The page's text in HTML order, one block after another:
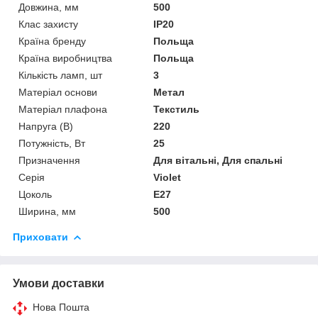
Довжина, мм
500
Клас захисту
IP20
Країна бренду
Польща
Країна виробництва
Польща
Кількість ламп, шт
3
Матеріал основи
Метал
Матеріал плафона
Текстиль
Напруга (В)
220
Потужність, Вт
25
Призначення
Для вітальні, Для спальні
Серія
Violet
Цоколь
E27
Ширина, мм
500
Приховати
Умови доставки
Нова Пошта